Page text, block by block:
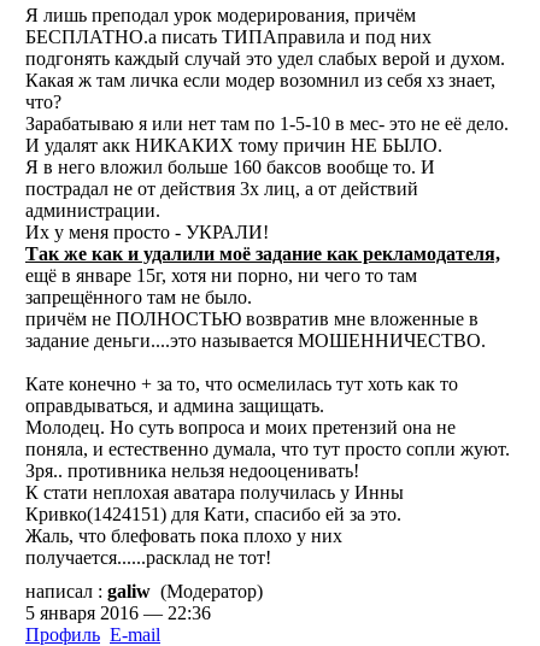
Я лишь преподал урок модерирования, причём
БЕСПЛАТНО.а писать ТИПАправила и под них
подгонять каждый случай это удел слабых верой и духом.
Какая ж там личка если модер возомнил из себя хз знает,
что?
Зарабатываю я или нет там по 1-5-10 в мес- это не её дело.
И удалят акк НИКАКИХ тому причин НЕ БЫЛО.
Я в него вложил больше 160 баксов вообще то. И
пострадал не от действия 3х лиц, а от действий
администрации.
Их у меня просто - УКРАЛИ!
Так же как и удалили моё задание как рекламодателя,
ещё в январе 15г, хотя ни порно, ни чего то там
запрещённого там не было.
причём не ПОЛНОСТЬЮ возвратив мне вложенные в
задание деньги....это называется МОШЕННИЧЕСТВО.
Кате конечно + за то, что осмелилась тут хоть как то
оправдываться, и админа защищать.
Молодец. Но суть вопроса и моих претензий она не
поняла, и естественно думала, что тут просто сопли жуют.
Зря.. противника нельзя недооценивать!
К стати неплохая аватара получилась у Инны
Кривко(1424151) для Кати, спасибо ей за это.
Жаль, что блефовать пока плохо у них
получается......расклад не тот!
написал : galiw (Модератор)
5 января 2016 — 22:36
Профиль E-mail